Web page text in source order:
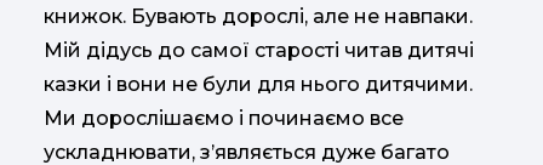
книжок. Бувають дорослі, але не навпаки.
Мій дідусь до самої старості читав дитячі
казки і вони не були для нього дитячими.
Ми дорослішаємо і починаємо все
ускладнювати, з’являється дуже багато